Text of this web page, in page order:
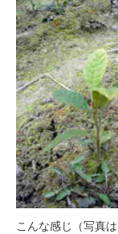
こんな感じ（写真は